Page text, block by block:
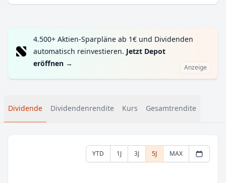
4.500+ Aktien-Sparpläne ab 1€ und Dividenden
automatisch reinvestieren. Jetzt Depot
eröffnen → Anzeige
Dividende Dividendenrendite Kurs Gesamtrendite
YTD 1J 3J 5J MAX